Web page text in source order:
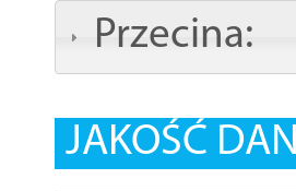
Przecina:
JAKOŚĆ